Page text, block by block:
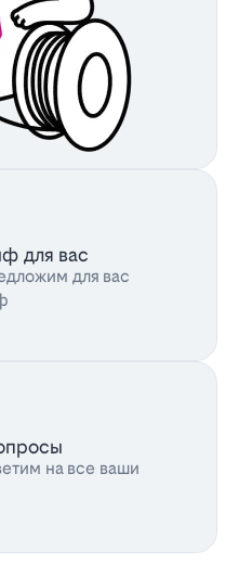
для вас
для вас
на все ваши